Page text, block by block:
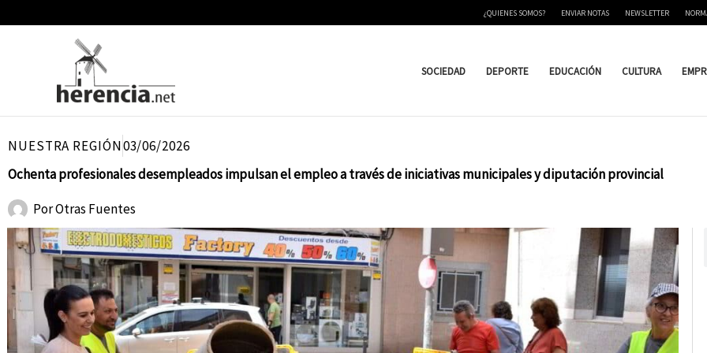
¿QUIENES SOMOS? ENVIAR NOTAS NEWSLETTER
SOCIEDAD DEPORTE EDUCACIÓN CULTURA
NUESTRA REGIÓN03/06/2026
Ochenta profesionales desempleados impulsan el empleo a través de iniciativas municipales y diputación provincial
PorOtras Fuentes